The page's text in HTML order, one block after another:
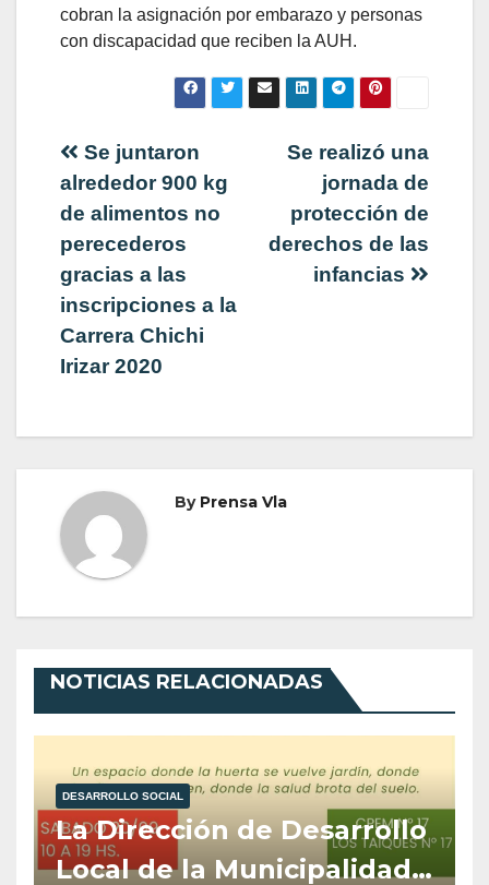
cobran la asignación por embarazo y personas
con discapacidad que reciben la AUH.
Navegación
de
entradas
Se realizó una
jornada de
protección de
derechos de las
infancias
Se juntaron
alrededor 900 kg
de alimentos no
perecederos
gracias a las
inscripciones a la
Carrera Chichi
Irizar 2020
By Prensa Vla
NOTICIAS RELACIONADAS
DESARROLLO SOCIAL
La Dirección de Desarrollo
Local de la Municipalidad